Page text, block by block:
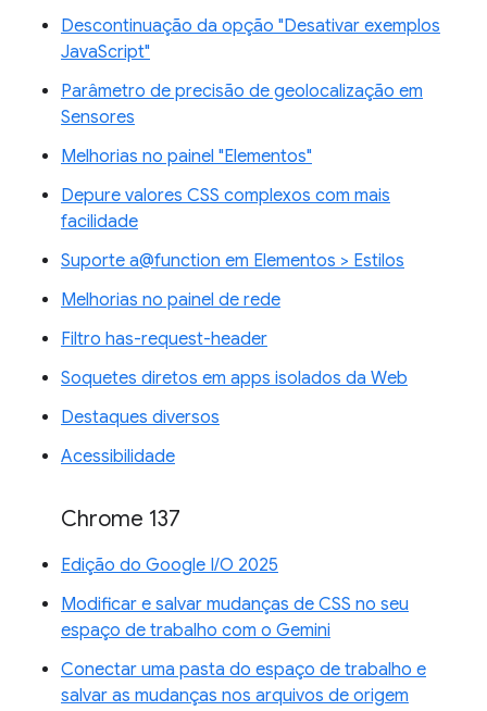
Descontinuação da opção "Desativar exemplos
JavaScript"
Parâmetro de precisão de geolocalização em
Sensores
Melhorias no painel "Elementos"
Depure valores CSS complexos com mais
facilidade
Suporte a@function em Elementos > Estilos
Melhorias no painel de rede
Filtro has-request-header
Soquetes diretos em apps isolados da Web
Destaques diversos
Acessibilidade
Chrome 137
Edição do Google I/O 2025
Modificar e salvar mudanças de CSS no seu
espaço de trabalho com o Gemini
Conectar uma pasta do espaço de trabalho e
salvar as mudanças nos arquivos de origem